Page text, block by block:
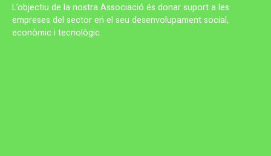
L’objectiu de la nostra Associació és donar suport a les
empreses del sector en el seu desenvolupament social,
econòmic i tecnològic.